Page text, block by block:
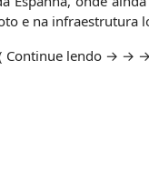
e na infraestrutura
Continue lendo → →